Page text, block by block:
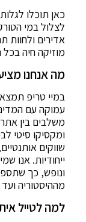
כאן תוכלו
לצלול במי
אדירים ולחוות
מוזיקה חיה בכל
מה אנחנו
במיי טריפ
עמוקה עם
משלבים בין
ומקסיקו סיטי
שווקים
ייחודיות. אנו
ונופש, כך
מההיסטוריה
למה לטייל